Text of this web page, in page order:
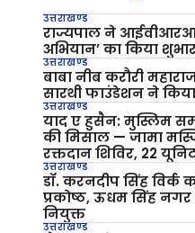
उत्तराखण्ड
राज्यपाल ने
अभियान’ का किया
उत्तराखण्ड
बाबा नीब करौरी
सारथी फाउंडेशन ने
उत्तराखण्ड
याद ए हुसैन: मुस्लिम
की मिसाल — जामा
रक्तदान शिविर, 22
उत्तराखण्ड
डॉ. करनदीप सिंह विर्क
प्रकोष्ठ, ऊधम सिंह
नियुक्त
उत्तराखण्ड